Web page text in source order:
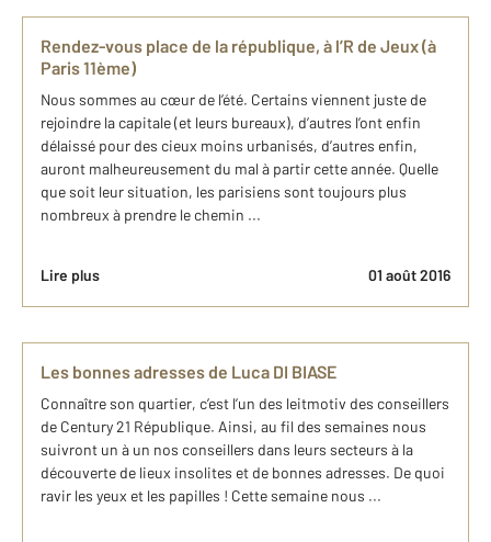
Rendez-vous place de la république, à l’R de Jeux (à
Paris 11ème)
Nous sommes au cœur de l’été. Certains viennent juste de
rejoindre la capitale (et leurs bureaux), d’autres l’ont enfin
délaissé pour des cieux moins urbanisés, d’autres enfin,
auront malheureusement du mal à partir cette année. Quelle
que soit leur situation, les parisiens sont toujours plus
nombreux à prendre le chemin ...
Lire plus 01 août 2016
Les bonnes adresses de Luca DI BIASE
Connaître son quartier, c’est l’un des leitmotiv des conseillers
de Century 21 République. Ainsi, au fil des semaines nous
suivront un à un nos conseillers dans leurs secteurs à la
découverte de lieux insolites et de bonnes adresses. De quoi
ravir les yeux et les papilles ! Cette semaine nous ...